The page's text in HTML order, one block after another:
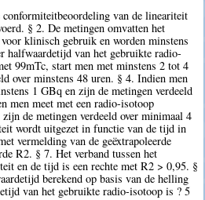
van de lineariteit
§ 2. De metingen omvatten het
klinisch gebruik en worden minstens
halfwaardetijd van het gebruikte radio-
99mTc, start men met minstens 2 tot 4
over minstens 48 uren. § 4. Indien men
1 GBq en zijn de metingen verdeeld
men meet met een radio-isotoop
de metingen verdeeld over minimaal 4
wordt uitgezet in functie van de tijd in
vermelding van de geëxtrapoleerde
R2. § 7. Het verband tussen het
en de tijd is een rechte met R2 > 0,95. §
berekend op basis van de helling
van het gebruikte radio-isotoop is ? 5